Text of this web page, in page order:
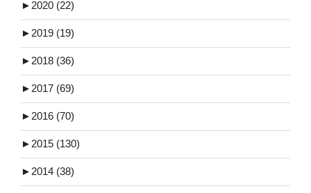
►2020 (22)
►2019 (19)
►2018 (36)
►2017 (69)
►2016 (70)
►2015 (130)
►2014 (38)